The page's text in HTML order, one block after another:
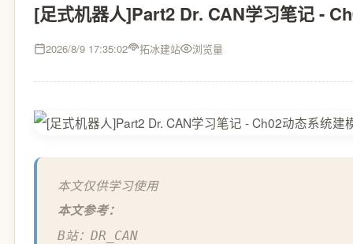
[足式机器人]Part2 Dr. CAN学习笔记 -
2026/8/9 17:35:02 拓冰建站 浏览量
本文仅供学习使用
本文参考：
B站：DR_CAN